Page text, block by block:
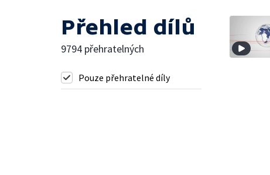
Přehled dílů
9794 přehratelných
Pouze přehratelné díly